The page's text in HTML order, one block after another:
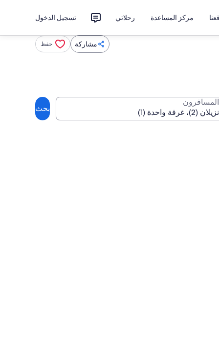
مركز المساعدة رحلاتي تسجيل الدخول
مشاركة حفظ
المسافرون
بحث